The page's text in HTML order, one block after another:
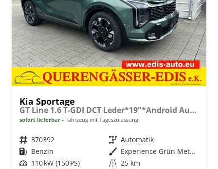
Kia Sportage
GT Line 1.6 T-GDI DCT Leder*19"*Android Auto*Navi*SHZ*E-Heck*ACC*360°Kamera
sofort lieferbar Fahrzeug mit Tageszulassung
Fahrzeugnr. 370392 Getriebe Automatik
Kraftstoff Benzin Außenfarbe
Experience Grün Metallic
Leistung 110 kW (150 PS) Kilometerstand 25 km